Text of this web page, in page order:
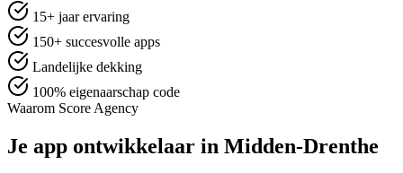
15+ jaar ervaring
150+ succesvolle apps
Landelijke dekking
100% eigenaarschap code
Waarom Score Agency
Je app ontwikkelaar in Midden-Drenthe